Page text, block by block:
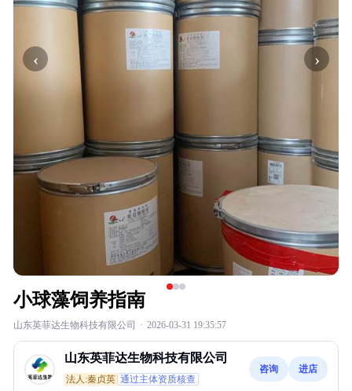
‹ ›
小球藻饲养指南
山东英菲达生物科技有限公司 · 2026-03-31 19:35:57
山东英菲达生物科技有限公司
法人:秦贞英 通过主体资质核查
咨询 进店